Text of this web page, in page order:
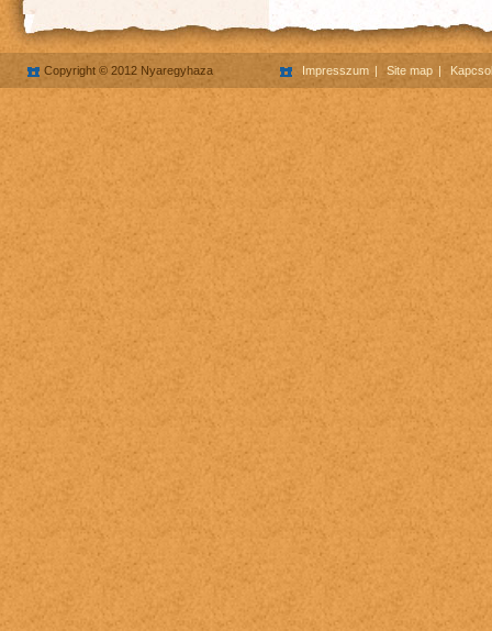
Copyright © 2012 Nyaregyhaza Impresszum Site map